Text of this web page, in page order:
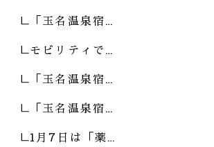
「玉名温泉宿…
モビリティで…
「玉名温泉宿…
「玉名温泉宿…
1月7日は「薬…